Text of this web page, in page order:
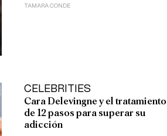
TAMARA CONDE
CELEBRITIES
Cara Delevingne y el tratamiento
de 12 pasos para superar su
adicción